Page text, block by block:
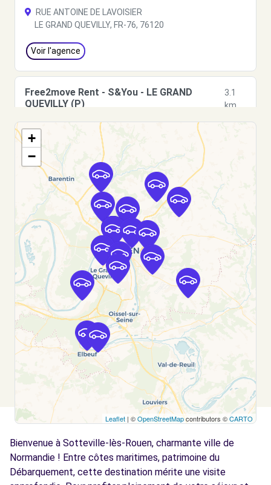
RUE ANTOINE DE LAVOISIER
LE GRAND QUEVILLY, FR-76, 76120
Voir l'agence
Free2move Rent - S&You - LE GRAND
QUEVILLY (P)
3.1
km
RUE ANTOINE DE LAVOISIER
LE GRAND QUEVILLY, FR-76, 76120
Voir l'agence
Free2Move Rent - GARAGE DE VERDUN -
ROUEN (C)
km
19 BOULEVARD DE VERDUN
ROUEN, 76000
Voir l'agence
Free2move Rent - S&You - ROUEN (P)
3.8 km
144 AV DU MONT RIBOUDET
ROUEN, FR-76, 76000
Voir l'agence
Free2move Rent - S&You - ROUEN (C)
3.9 km
ROUEN, FR-76, 76000
Voir l'agence
+
−
Leaflet | ©OpenStreetMapcontributors ©CARTO
Bienvenue à Sotteville-lès-Rouen, charmante ville de
Normandie ! Entre côtes maritimes, patrimoine du
Débarquement, cette destination mérite une visite